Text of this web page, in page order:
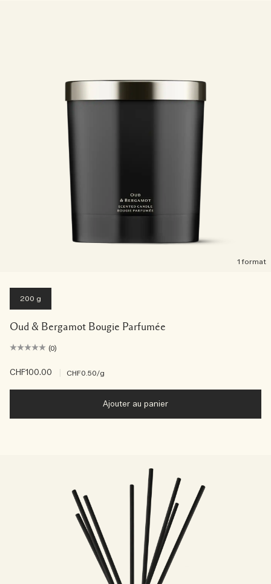
1 format
200 g
Oud & Bergamot Bougie Parfumée
(0)
CHF100.00 CHF0.50/g
Ajouter au panier